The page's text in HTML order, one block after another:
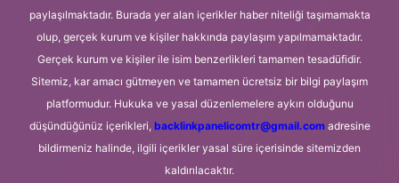
paylaşılmaktadır. Burada yer alan içerikler haber niteliği taşımamakta
olup, gerçek kurum ve kişiler hakkında paylaşım yapılmamaktadır.
Gerçek kurum ve kişiler ile isim benzerlikleri tamamen tesadüfidir.
Sitemiz, kar amacı gütmeyen ve tamamen ücretsiz bir bilgi paylaşım
platformudur. Hukuka ve yasal düzenlemelere aykırı olduğunu
düşündüğünüz içerikleri, backlinkpanelicomtr@gmail.comadresine
bildirmeniz halinde, ilgili içerikler yasal süre içerisinde sitemizden
kaldırılacaktır.